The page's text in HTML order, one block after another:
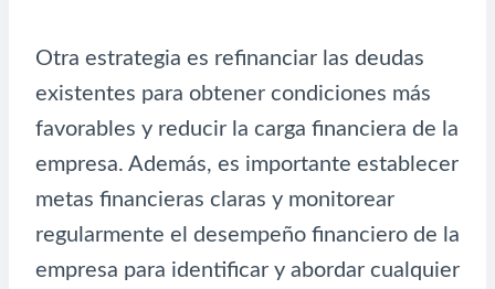
Otra estrategia es refinanciar las deudas
existentes para obtener condiciones más
favorables y reducir la carga financiera de la
empresa. Además, es importante establecer
metas financieras claras y monitorear
regularmente el desempeño financiero de la
empresa para identificar y abordar cualquier